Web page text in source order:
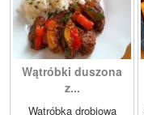
Wątróbki duszona
z...
Wątróbka drobiowa